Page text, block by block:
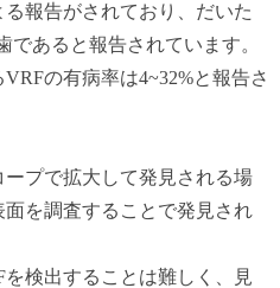
報告がされており、だいた
であると報告されています。
の有病率は4~32%と報告さ
プで拡大して発見される場
を調査することで発見され
検出することは難しく、見